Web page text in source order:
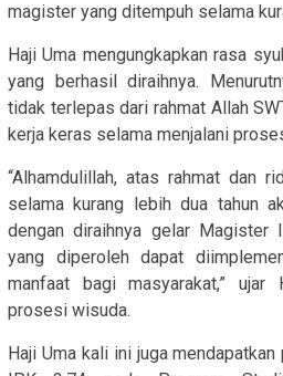
magister yang ditempuh selama
Haji Uma mengungkapkan rasa
yang berhasil diraihnya.
tidak terlepas dari rahmat Allah
kerja keras selama menjalani
“Alhamdulillah, atas rahmat dan
selama kurang lebih dua tahun
dengan diraihnya gelar Magister
yang diperoleh dapat
manfaat bagi masyarakat,”
prosesi wisuda.
Haji Uma kali ini juga